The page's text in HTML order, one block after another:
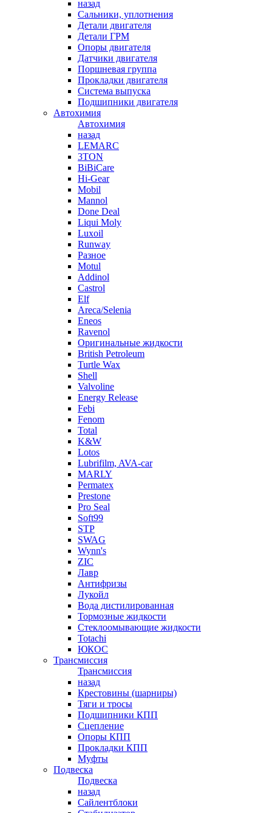
назад
Сальники, уплотнения
Детали двигателя
Детали ГРМ
Опоры двигателя
Датчики двигателя
Поршневая группа
Прокладки двигателя
Система выпуска
Подшипники двигателя
Автохимия
Автохимия
назад
LEMARC
3TON
BiBiCare
Hi-Gear
Mobil
Mannol
Done Deal
Liqui Moly
Luxoil
Runway
Разное
Motul
Addinol
Castrol
Elf
Areca/Selenia
Eneos
Ravenol
Оригинальные жидкости
British Petroleum
Turtle Wax
Shell
Valvoline
Energy Release
Febi
Fenom
Total
K&W
Lotos
Lubrifilm, AVA-car
MARLY
Permatex
Prestone
Pro Seal
Soft99
STP
SWAG
Wynn's
ZIC
Лавр
Антифризы
Лукойл
Вода дистилированная
Тормозные жидкости
Стеклоомывающие жидкости
Totachi
ЮКОС
Трансмиссия
Трансмиссия
назад
Крестовины (шарниры)
Тяги и тросы
Подшипники КПП
Сцепление
Опоры КПП
Прокладки КПП
Муфты
Подвеска
Подвеска
назад
Сайлентблоки